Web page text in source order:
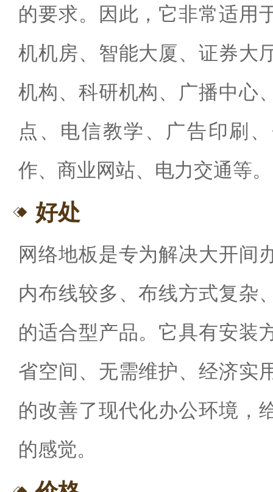
的要求。因此，它非常适用
机机房、智能大厦、证券大
机构、科研机构、广播中心
点、电信教学、广告印刷
作、商业网站、电力交通等。
好处
网络地板是专为解决大开间
内布线较多、布线方式复杂
的适合型产品。它具有安装
省空间、无需维护、经济实
的改善了现代化办公环境，
的感觉。